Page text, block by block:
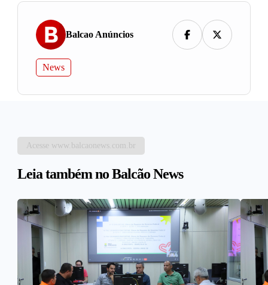
Balcao Anúncios
News
Acesse www.balcaonews.com.br
Leia também no Balcão News